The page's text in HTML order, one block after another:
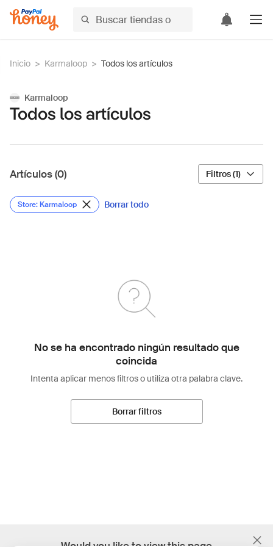
Inicio > Karmaloop > Todos los artículos
Karmaloop
Todos los artículos
Artículos (0) Filtros (1)
Store: Karmaloop Borrar todo
No se ha encontrado ningún resultado que
coincida
Intenta aplicar menos filtros o utiliza otra palabra clave.
Borrar filtros